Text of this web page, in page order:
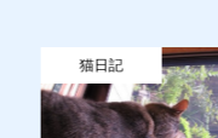
販売
猫日記